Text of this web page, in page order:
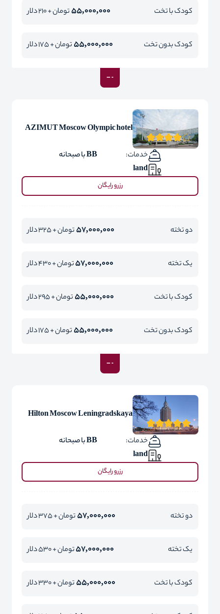
کودک با تخت 55,000,000تومان + 210 دلار
کودک بدون تخت 55,000,000تومان + 175 دلار
AZIMUT Moscow Olympic hotel
خدمات:
BB با صبحانه
land
رزرو رایگان
دو تخته 57,000,000تومان + 325 دلار
یک تخته 57,000,000تومان + 430 دلار
کودک با تخت 55,000,000تومان + 295 دلار
کودک بدون تخت 55,000,000تومان + 175 دلار
Hilton Moscow Leningradskaya
خدمات:
BB با صبحانه
land
رزرو رایگان
دو تخته 57,000,000تومان + 375 دلار
یک تخته 57,000,000تومان + 530 دلار
کودک با تخت 55,000,000تومان + 330 دلار